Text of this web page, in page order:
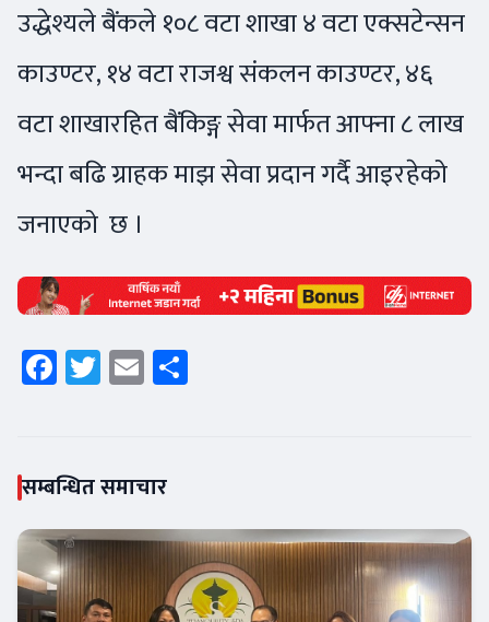
उद्धेश्यले बैंकले १०८ वटा शाखा ४ वटा एक्सटेन्सन
काउण्टर, १४ वटा राजश्व संकलन काउण्टर, ४६
वटा शाखारहित बैंकिङ्ग सेवा मार्फत आफ्ना ८ लाख
भन्दा बढि ग्राहक माझ सेवा प्रदान गर्दै आइरहेको
जनाएको छ ।
Facebook
Twitter
Email
सम्बन्धित समाचार